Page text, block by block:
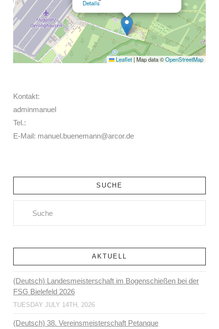
Details
Leaflet | Map data ©OpenStreetMap
Kontakt:
adminmanuel
Tel.:
E-Mail: manuel.buenemann@arcor.de
SUCHE
AKTUELL
(Deutsch) Landesmeisterschaft im Bogenschießen bei der
FSG Bielefeld 2026
TUESDAY JULY 14TH, 2026
(Deutsch) 38. Vereinsmeisterschaft Petanque